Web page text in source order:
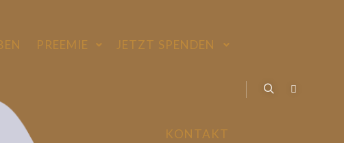
PREEMIE JETZT SPENDEN
KONTAKT